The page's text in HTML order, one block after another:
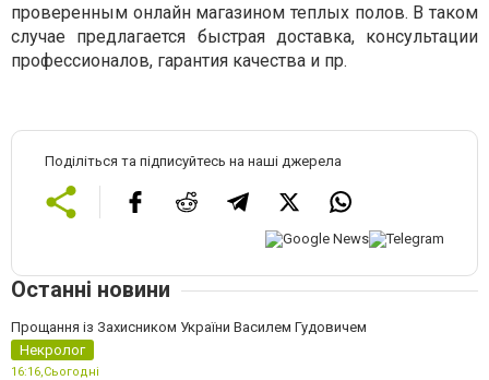
проверенным онлайн магазином теплых полов. В таком
случае предлагается быстрая доставка, консультации
профессионалов, гарантия качества и пр.
Поділіться та підписуйтесь на наші джерела
Останні новини
Прощання із Захисником України Василем Гудовичем
Некролог
16:16,Сьогодні